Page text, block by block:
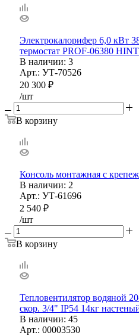
Электрокалорифер 6,0 кВт
термостат PROF-06380
В наличии: 3
Арт.: УТ-70526
20 300 ₽
/шт
В корзину
Консоль монтажная с
В наличии: 2
Арт.: УТ-61696
2 540 ₽
/шт
В корзину
Тепловентилятор водяной
скор. 3/4" IP54 14кг
В наличии: 45
Арт.: 00003530